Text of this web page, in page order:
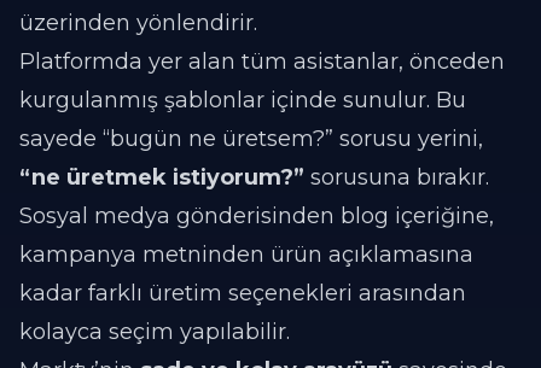
üzerinden yönlendirir.
Platformda yer alan tüm asistanlar, önceden
kurgulanmış şablonlar içinde sunulur. Bu
sayede “bugün ne üretsem?” sorusu yerini,
“ne üretmek istiyorum?” sorusuna bırakır.
Sosyal medya gönderisinden blog içeriğine,
kampanya metninden ürün açıklamasına
kadar farklı üretim seçenekleri arasından
kolayca seçim yapılabilir.